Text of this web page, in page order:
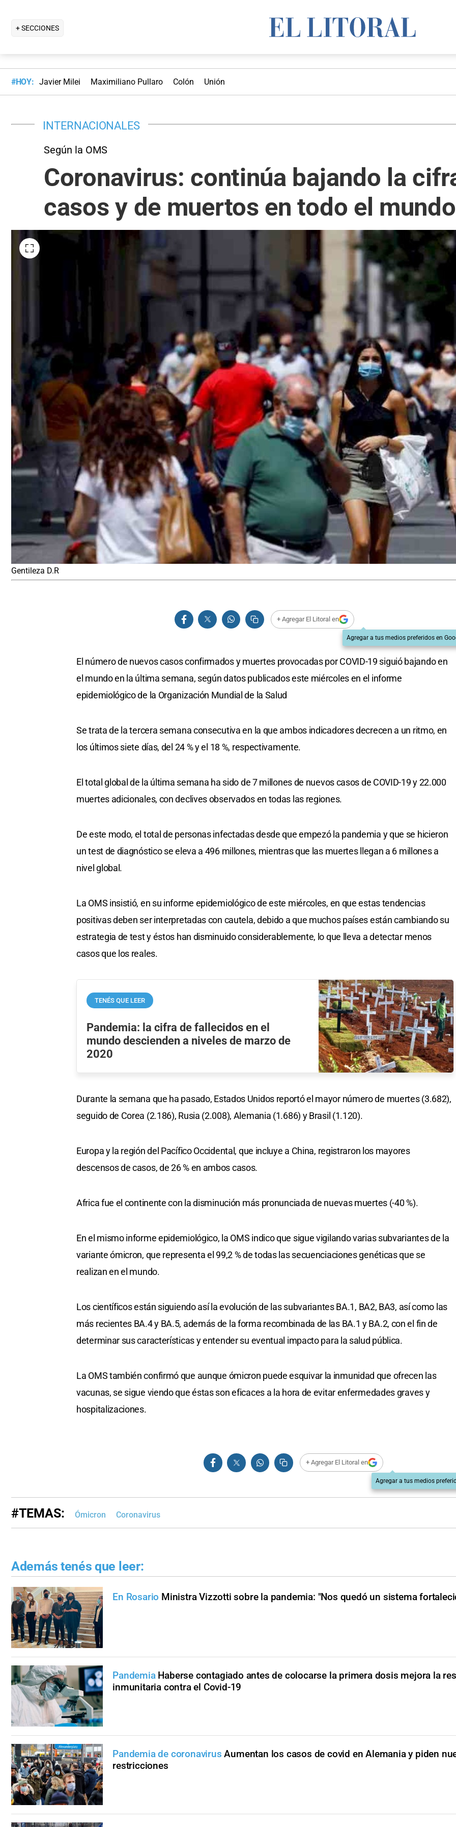
+ SECCIONES
#HOY: Javier Milei Maximiliano Pullaro Colón Unión
INTERNACIONALES
Según la OMS
Coronavirus: continúa bajando la
casos y de muertos en todo el mundo
Gentileza D.R
+ Agregar El Litoral en
Agregar a tus medios preferidos en
El número de nuevos casos confirmados y muertes provocadas por COVID-19 siguió bajando en
el mundo en la última semana, según datos publicados este miércoles en el informe
epidemiológico de la Organización Mundial de la Salud
Se trata de la tercera semana consecutiva en la que ambos indicadores decrecen a un ritmo, en
los últimos siete días, del 24 % y el 18 %, respectivamente.
El total global de la última semana ha sido de 7 millones de nuevos casos de COVID-19 y 22.000
muertes adicionales, con declives observados en todas las regiones.
De este modo, el total de personas infectadas desde que empezó la pandemia y que se hicieron
un test de diagnóstico se eleva a 496 millones, mientras que las muertes llegan a 6 millones a
nivel global.
La OMS insistió, en su informe epidemiológico de este miércoles, en que estas tendencias
positivas deben ser interpretadas con cautela, debido a que muchos países están cambiando su
estrategia de test y éstos han disminuido considerablemente, lo que lleva a detectar menos
casos que los reales.
TENÉS QUE LEER
Pandemia: la cifra de fallecidos en el
mundo descienden a niveles de marzo de
2020
Durante la semana que ha pasado, Estados Unidos reportó el mayor número de muertes (3.682),
seguido de Corea (2.186), Rusia (2.008), Alemania (1.686) y Brasil (1.120).
Europa y la región del Pacífico Occidental, que incluye a China, registraron los mayores
descensos de casos, de 26 % en ambos casos.
Africa fue el continente con la disminución más pronunciada de nuevas muertes (-40 %).
En el mismo informe epidemiológico, la OMS indico que sigue vigilando varias subvariantes de la
variante ómicron, que representa el 99,2 % de todas las secuenciaciones genéticas que se
realizan en el mundo.
Los científicos están siguiendo así la evolución de las subvariantes BA.1, BA2, BA3, así como las
más recientes BA.4 y BA.5, además de la forma recombinada de las BA.1 y BA.2, con el fin de
determinar sus características y entender su eventual impacto para la salud pública.
La OMS también confirmó que aunque ómicron puede esquivar la inmunidad que ofrecen las
vacunas, se sigue viendo que éstas son eficaces a la hora de evitar enfermedades graves y
hospitalizaciones.
+ Agregar El Litoral en
Agregar a tus medios
#TEMAS: Ómicron Coronavirus
Además tenés que leer:
En Rosario Ministra Vizzotti sobre la pandemia: "Nos quedó un sistema
Pandemia Haberse contagiado antes de colocarse la primera dosis mejora la
inmunitaria contra el Covid-19
Pandemia de coronavirus Aumentan los casos de covid en Alemania y piden
restricciones